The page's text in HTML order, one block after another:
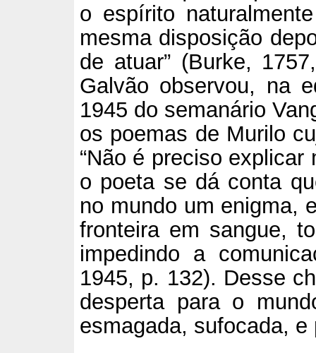
o espírito
mesma disposição
de atuar” (Burke,
Galvão observou, na
1945 do semanário
os poemas de Murilo
“Não é preciso
o poeta se dá conta
no mundo um enigma,
fronteira em sangue,
impedindo a
1945, p. 132). Desse
desperta para o
esmagada, sufocada,